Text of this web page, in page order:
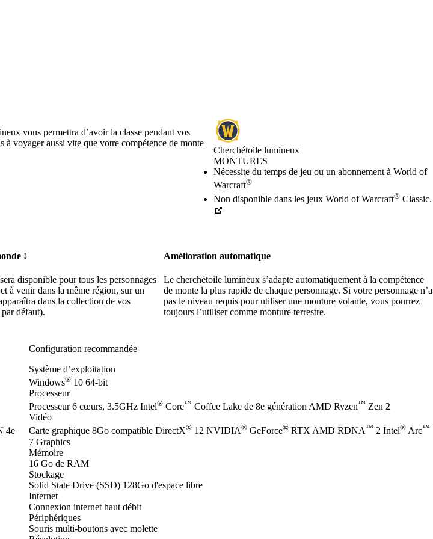
Cherchétoile lumineux
MONTURES
Prix
Available actions
Nécessite du temps de jeu ou un abonnement à World of
Warcraft®
Non disponible dans les jeux World of Warcraft® Classic.
vous permettra d’avoir la classe pendant vos
à voyager aussi vite que votre compétence de monte
!
disponible pour tous les personnages
à venir dans la même région, sur un
dans la collection de vos
défaut).
Amélioration automatique
Le cherchétoile lumineux s’adapte automatiquement à la compétence
de monte la plus rapide de chaque personnage. Si votre personnage n’a
pas le niveau requis pour utiliser une monture volante, vous pourrez
toujours l’utiliser comme monture terrestre.
4e
Configuration recommandée
Système d’exploitation
Windows® 10 64-bit
Processeur
Processeur 6 cœurs, 3.5GHz Intel® Core™ Coffee Lake de 8e génération AMD Ryzen™ Zen 2
Vidéo
Carte graphique 8Go compatible DirectX® 12 NVIDIA® GeForce® RTX AMD RDNA™ 2 Intel® Arc™
7 Graphics
Mémoire
16 Go de RAM
Stockage
Solid State Drive (SSD) 128Go d'espace libre
Internet
Connexion internet haut débit
Périphériques
Souris multi-boutons avec molette